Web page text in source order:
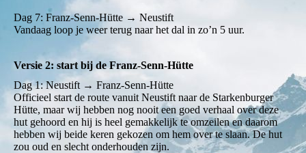
Dag 7: Franz-Senn-Hütte → Neustift
Vandaag loop je weer terug naar het dal in zo’n 5 uur.
Versie 2: start bij de Franz-Senn-Hütte
Dag 1: Neustift → Franz-Senn-Hütte
Officieel start de route vanuit Neustift naar de Starkenburger
Hütte, maar wij hebben nog nooit een goed verhaal over deze
hut gehoord en hij is heel gemakkelijk te omzeilen en daarom
hebben wij beide keren gekozen om hem over te slaan. De hut
zou oud en slecht onderhouden zijn.